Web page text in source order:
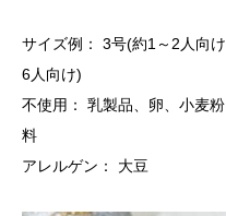
サイズ例： 3号(約1～2人向
6人向け)
不使用： 乳製品、卵、小麦
料
​アレルゲン： 大豆